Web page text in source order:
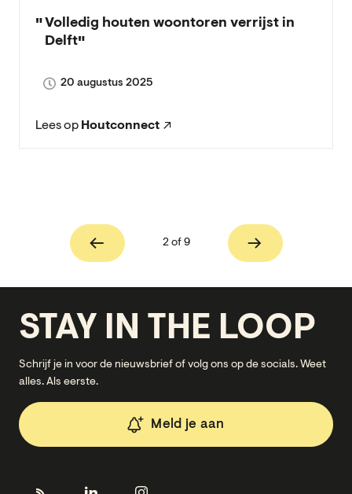
Volledig houten woontoren verrijst in
Delft
20 augustus 2025
Lees op Houtconnect
2 of 9
STAY IN THE LOOP
Schrijf je in voor de nieuwsbrief of volg ons op de socials. Weet
alles. Als eerste.
Meld je aan